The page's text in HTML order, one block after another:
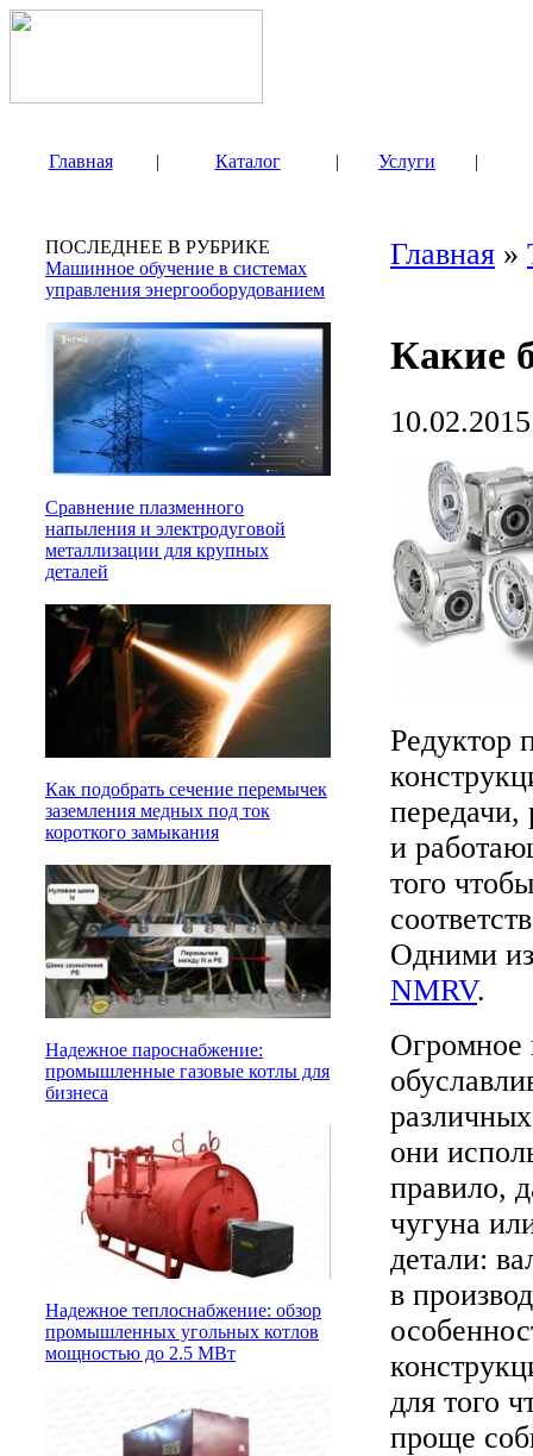
Главная | Каталог | Услуги |
ПОСЛЕДНЕЕ В РУБРИКЕ
Машинное обучение в системах
управления энергооборудованием
Сравнение плазменного
напыления и электродуговой
металлизации для крупных
деталей
Как подобрать сечение перемычек
заземления медных под ток
короткого замыкания
Надежное пароснабжение:
промышленные газовые котлы для
бизнеса
Надежное теплоснабжение: обзор
промышленных угольных котлов
мощностью до 2.5 МВт
Главная »
Какие
10.02.2015
Редуктор
передачи,
и
того
Одними
NMRV.
Огромное
они
правило,
чугуна
детали:
в
для того
проще